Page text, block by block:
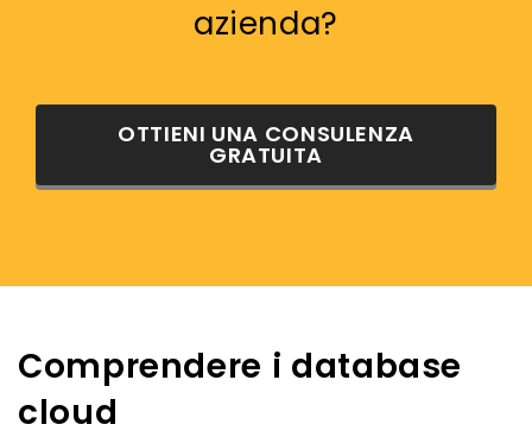
azienda?
OTTIENI UNA CONSULENZA
GRATUITA
Comprendere i database
cloud